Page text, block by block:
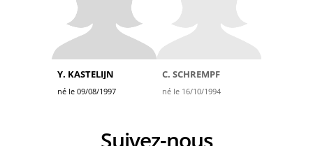
Y. KASTELIJN
né le 09/08/1997
C. SCHREMPF
né le 16/10/1994
Suivez-nous